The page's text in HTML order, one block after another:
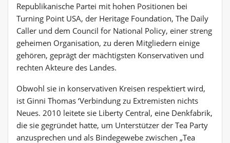
Republikanische Partei mit hohen Positionen bei
Turning Point USA, der Heritage Foundation, The Daily
Caller und dem Council for National Policy, einer streng
geheimen Organisation, zu deren Mitgliedern einige
gehören, geprägt der mächtigsten Konservativen und
rechten Akteure des Landes.
Obwohl sie in konservativen Kreisen respektiert wird,
ist Ginni Thomas ‘Verbindung zu Extremisten nichts
Neues. 2010 leitete sie Liberty Central, eine Denkfabrik,
die sie gegründet hatte, um Unterstützer der Tea Party
anzusprechen und als Bindegewebe zwischen „Tea